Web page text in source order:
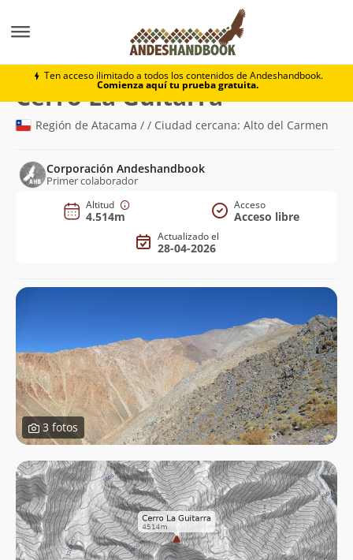
Ten acceso ilimitado a todos los contenidos de Andeshandbook.
Comienza aquí tu prueba gratuita.
Cerro La Guitarra
Cerro La Guitarra(4.514m)
Región de Atacama / / Ciudad cercana: Alto del Carmen
Corporación Andeshandbook
Primer colaborador
Altitud
4.514m
Acceso
Acceso libre
Actualizado el
28-04-2026
3 fotos